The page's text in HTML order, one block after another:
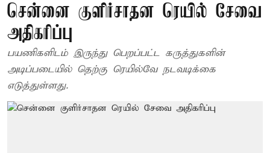
சென்னை குளிர்சாதன ரெயில் சேவை
அதிகரிப்பு
பயணிகளிடம் இருந்து பெறப்பட்ட கருத்துகளின்
அடிப்படையில் தெற்கு ரெயில்வே நடவடிக்கை
எடுத்துள்ளது.